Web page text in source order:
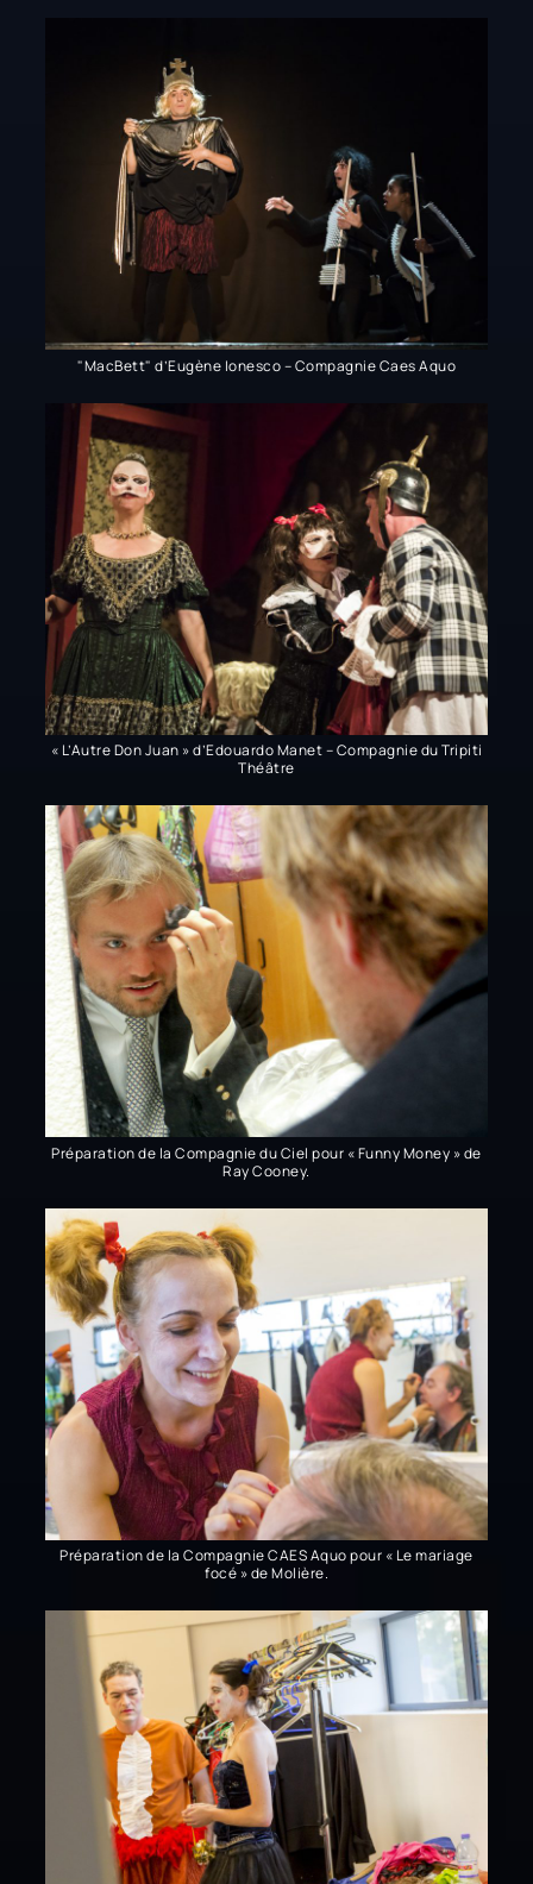
"MacBett" d’Eugène Ionesco – Compagnie Caes Aquo
« L’Autre Don Juan » d’Edouardo Manet – Compagnie du Tripiti
Théâtre
Préparation de la Compagnie du Ciel pour « Funny Money » de
Ray Cooney.
Préparation de la Compagnie CAES Aquo pour « Le mariage
focé » de Molière.